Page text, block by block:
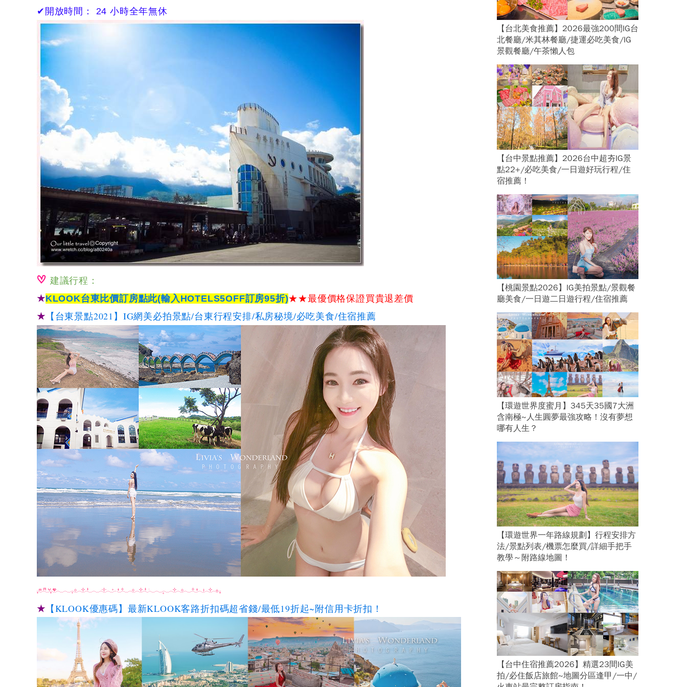
✔開放時間： 24 小時全年無休
建議行程：
★KLOOK台東比價訂房點此(輸入HOTELS5OFF訂房95折)★★最優價格保證買貴退差價
★ 【台東景點2021】IG網美必拍景點/台東行程安排/私房秘境/必吃美食/住宿推薦
★ 【KLOOK優惠碼】最新KLOOK客路折扣碼超省錢/最低19折起~附信用卡折扣！
【台北美食推薦】2026最強200間IG台
北餐廳/米其林餐廳/捷運必吃美食/IG
景觀餐廳/午茶懶人包
【台中景點推薦】2026台中超夯IG景
點22+/必吃美食/一日遊好玩行程/住
宿推薦！
【桃園景點2026】IG美拍景點/景觀餐
廳美食/一日遊二日遊行程/住宿推薦
【環遊世界度蜜月】345天35國7大洲
含南極~人生圓夢最強攻略！沒有夢想
哪有人生？
【環遊世界一年路線規劃】行程安排方
法/景點列表/機票怎麼買/詳細手把手
教學～附路線地圖！
【台中住宿推薦2026】精選23間IG美
拍/必住飯店旅館~地圖分區逢甲/一中/